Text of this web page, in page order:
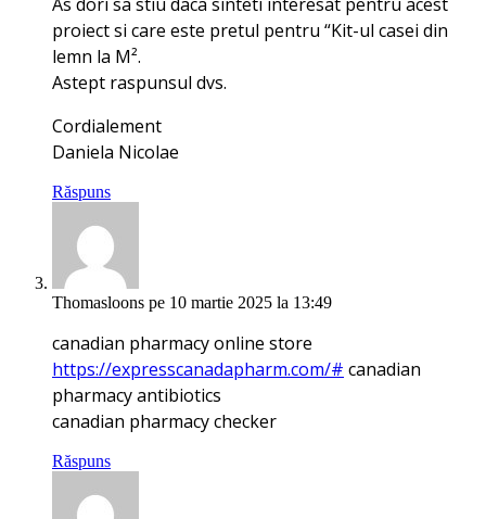
proiect si care este pretul pentru “Kit-ul casei din
lemn la M².
Astept raspunsul dvs.
Cordialement
Daniela Nicolae
Răspuns
Thomasloons pe 10 martie 2025 la 13:49
canadian pharmacy online store
https://expresscanadapharm.com/# canadian
pharmacy antibiotics
canadian pharmacy checker
Răspuns